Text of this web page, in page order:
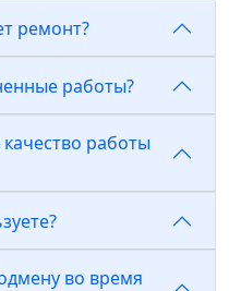
ремонт?
работы?
работы
во время